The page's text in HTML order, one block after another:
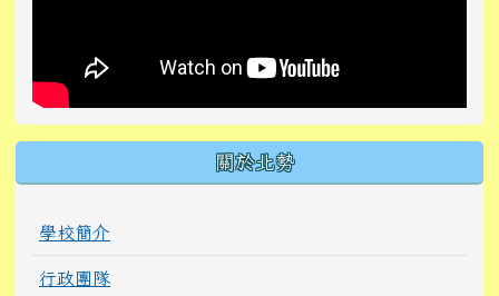
關於北勢
學校簡介
行政團隊